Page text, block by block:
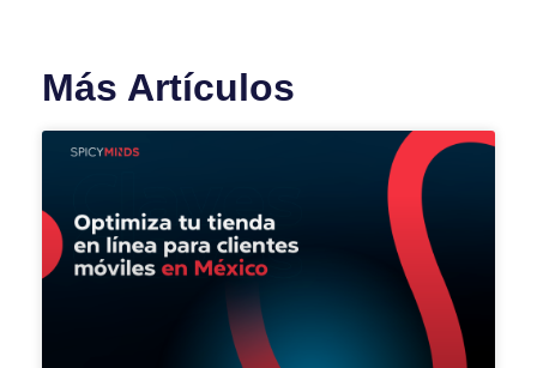
Más Artículos